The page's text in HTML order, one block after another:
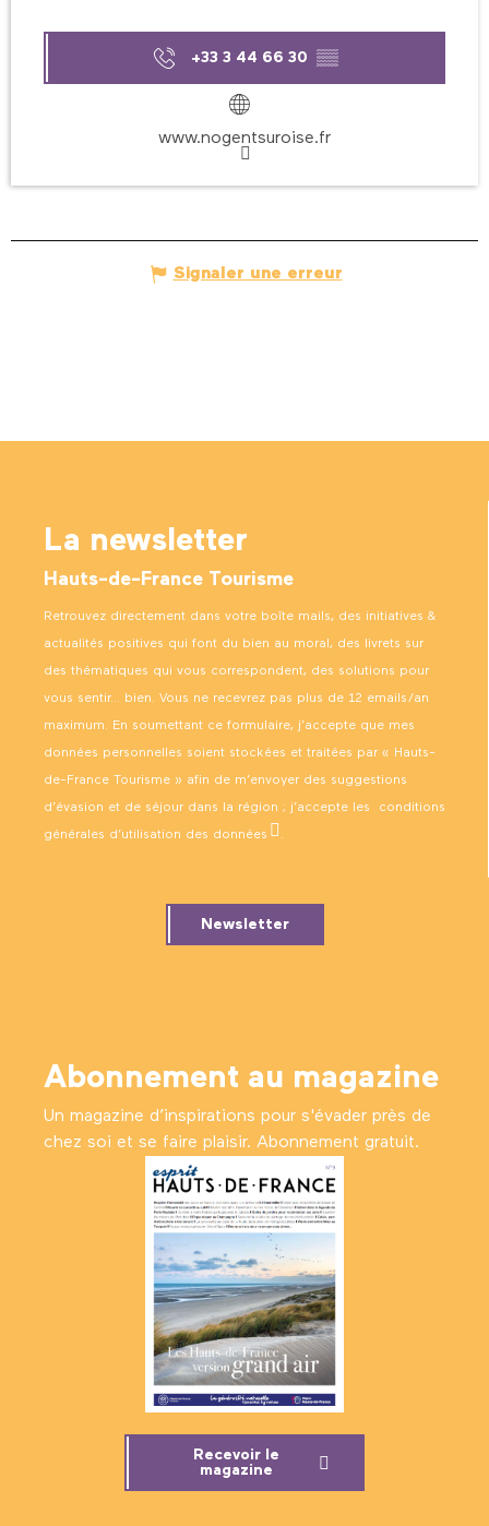
+33 3 44 66 30 ▒▒
www.nogentsuroise.fr
Signaler une erreur
La newsletter
Hauts-de-France Tourisme
Retrouvez directement dans votre boîte mails, des initiatives &
actualités positives qui font du bien au moral, des livrets sur
des thématiques qui vous correspondent, des solutions pour
vous sentir… bien. Vous ne recevrez pas plus de 12 emails/an
maximum. En soumettant ce formulaire, j’accepte que mes
données personnelles soient stockées et traitées par « Hauts-
de-France Tourisme » afin de m’envoyer des suggestions
d’évasion et de séjour dans la région ; j’accepte les conditions
générales d’utilisation des données .
Newsletter
Abonnement au magazine
Un magazine d’inspirations pour s'évader près de
chez soi et se faire plaisir. Abonnement gratuit.
Recevoir le
magazine